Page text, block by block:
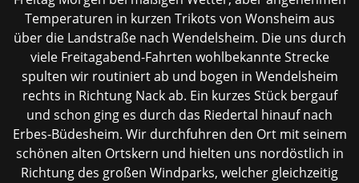
Temperaturen in kurzen Trikots von Wonsheim aus
über die Landstraße nach Wendelsheim. Die uns durch
viele Freitagabend-Fahrten wohlbekannte Strecke
spulten wir routiniert ab und bogen in Wendelsheim
rechts in Richtung Nack ab. Ein kurzes Stück bergauf
und schon ging es durch das Riedertal hinauf nach
Erbes-Büdesheim. Wir durchfuhren den Ort mit seinem
schönen alten Ortskern und hielten uns nordöstlich in
Richtung des großen Windparks, welcher gleichzeitig